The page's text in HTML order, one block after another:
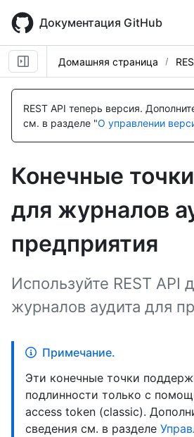
main
content
Документация GitHub
Домашняя страница
REST API теперь версия.
см. в разделе "О управлении
Конечные
для журналов
предприятия
Используйте REST API
журналов аудита для
Примечание.
Эти конечные точки
подлинности только с
access token (classic).
сведения см. в разделе
Имя., Тип,
Description
Имя., Тип,
Description
Имя., Тип,
Description
Имя., Тип,
Description
Имя., Тип,
Description
Имя., Тип,
Description
Имя., Тип,
Description
Имя., Тип,
Description
Имя., Тип,
Description
Имя., Тип,
Description
Имя., Тип,
Description
Имя., Тип,
Description
Имя., Тип,
Description
Имя., Тип,
Description
Имя., Тип,
Description
Имя., Тип,
Description
Имя., Тип,
Description